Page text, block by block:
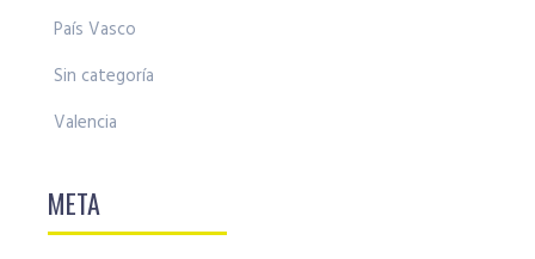
País Vasco
Sin categoría
Valencia
META